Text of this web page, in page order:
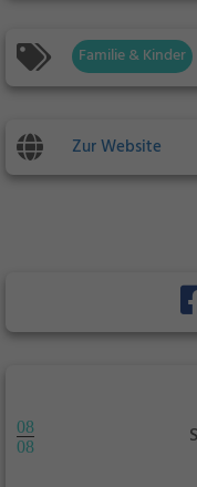
Familie & Kinder
Zur Website
08
08